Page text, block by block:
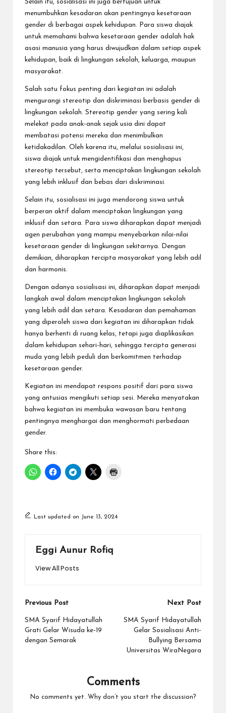
Selain itu, sosialisasi ini juga bertujuan untuk
menumbuhkan kesadaran akan pentingnya kesetaraan
gender di berbagai aspek kehidupan. Para siswa diajak
untuk memahami bahwa kesetaraan gender adalah hak
asasi manusia yang harus diwujudkan dalam setiap aspek
kehidupan, baik di lingkungan sekolah, keluarga, maupun
masyarakat.
Salah satu fokus penting dari kegiatan ini adalah
mengurangi stereotip dan diskriminasi berbasis gender di
lingkungan sekolah. Stereotip gender yang sering kali
melekat pada anak-anak sejak usia dini dapat
membatasi potensi mereka dan menimbulkan
ketidakadilan. Oleh karena itu, melalui sosialisasi ini,
siswa diajak untuk mengidentifikasi dan menghapus
stereotip tersebut, serta menciptakan lingkungan sekolah
yang lebih inklusif dan bebas dari diskriminasi.
Selain itu, sosialisasi ini juga mendorong siswa untuk
berperan aktif dalam menciptakan lingkungan yang
inklusif dan setara. Para siswa diharapkan dapat menjadi
agen perubahan yang mampu menyebarkan nilai-nilai
kesetaraan gender di lingkungan sekitarnya. Dengan
demikian, diharapkan tercipta masyarakat yang lebih adil
dan harmonis.
Dengan adanya sosialisasi ini, diharapkan dapat menjadi
langkah awal dalam menciptakan lingkungan sekolah
yang lebih adil dan setara. Kesadaran dan pemahaman
yang diperoleh siswa dari kegiatan ini diharapkan tidak
hanya berhenti di ruang kelas, tetapi juga diaplikasikan
dalam kehidupan sehari-hari, sehingga tercipta generasi
muda yang lebih peduli dan berkomitmen terhadap
kesetaraan gender.
Kegiatan ini mendapat respons positif dari para siswa
yang antusias mengikuti setiap sesi. Mereka menyatakan
bahwa kegiatan ini membuka wawasan baru tentang
pentingnya menghargai dan menghormati perbedaan
gender.
Share this:
Last updated on June 13, 2024
Eggi Aunur Rofiq
View All Posts
Post
navigation
Previous Post
SMA Syarif Hidayatullah
Grati Gelar Wisuda ke-19
dengan Semarak
Next Post
SMA Syarif Hidayatullah
Gelar Sosialisasi Anti-
Bullying Bersama
Universitas WiraNegara
Comments
No comments yet. Why don’t you start the discussion?